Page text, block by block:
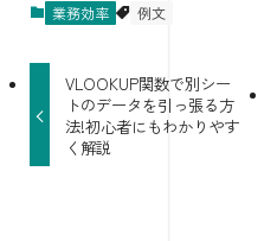
業務効率 例文
VLOOKUP関数で別シー
トのデータを引っ張る方
法!初心者にもわかりやす
く解説